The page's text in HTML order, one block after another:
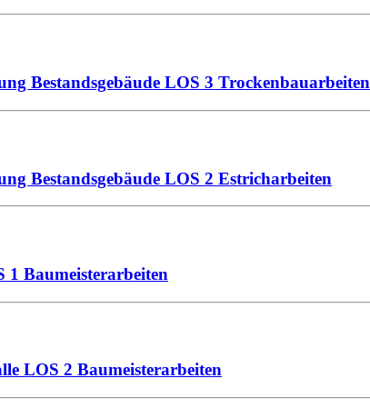
Bestandsgebäude LOS 3 Trockenbauarbeiten
Bestandsgebäude LOS 2 Estricharbeiten
Baumeisterarbeiten
LOS 2 Baumeisterarbeiten